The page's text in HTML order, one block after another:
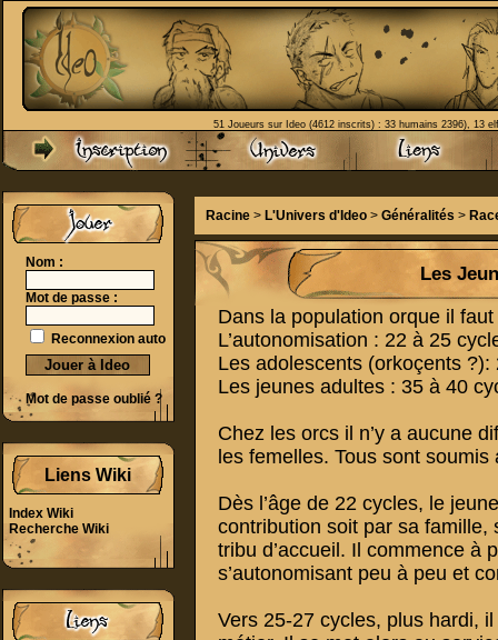
51 Joueurs sur Ideo (4612 inscrits) : 33 humains 2396), 13
Nom :
Mot de passe :
Reconnexion auto
Mot de passe oublié ?
Liens Wiki
Index Wiki
Recherche Wiki
Racine> L'Univers d'Ideo> Généralités >
Les
Dans la population orque il
L’autonomisation : 22 à 25
Les adolescents (orkoçents ?):
Les jeunes adultes : 35 à 40
Chez les orcs il n’y a aucune
les femelles. Tous sont
Dès l’âge de 22 cycles, le
contribution soit par sa famille,
tribu d’accueil. Il commence à
s’autonomisant peu à peu et
Vers 25-27 cycles, plus hardi,